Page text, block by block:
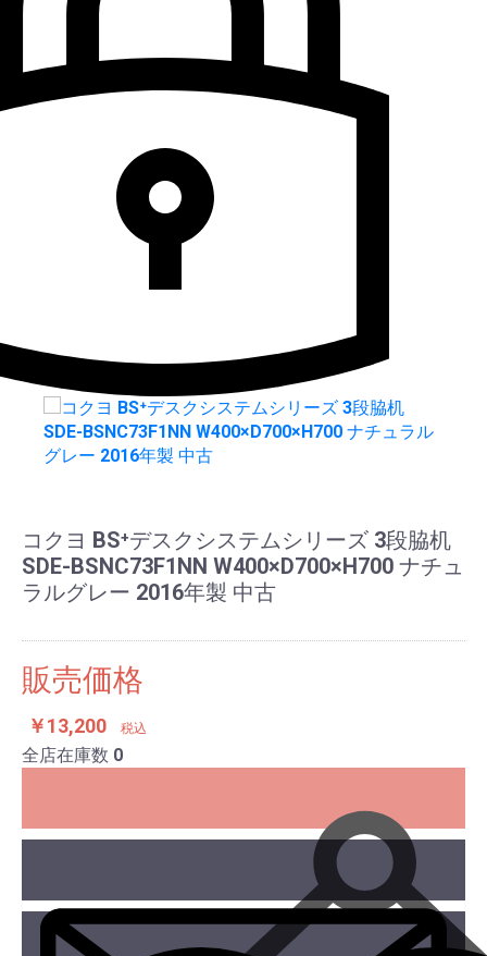
コクヨ BS⁺デスクシステムシリーズ 3段脇机
SDE-BSNC73F1NN W400×D700×H700 ナチュ
ラルグレー 2016年製 中古
販売価格
￥13,200 税込
全店在庫数 0